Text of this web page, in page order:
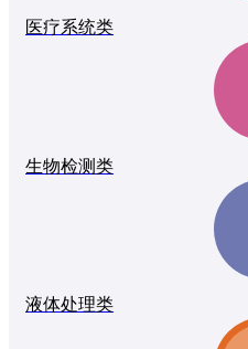
医疗系统类
生物检测类
液体处理类